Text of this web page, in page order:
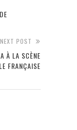
NEXT POST
À LA SCÈNE
FRANÇAISE